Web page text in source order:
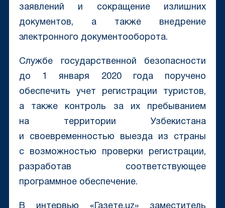
заявлений и сокращение излишних
документов, а также внедрение
электронного документооборота.
Службе государственной безопасности
до 1 января 2020 года поручено
обеспечить учет регистрации туристов,
а также контроль за их пребыванием
на территории Узбекистана
и своевременностью выезда из страны
с возможностью проверки регистрации,
разработав соответствующее
программное обеспечение.